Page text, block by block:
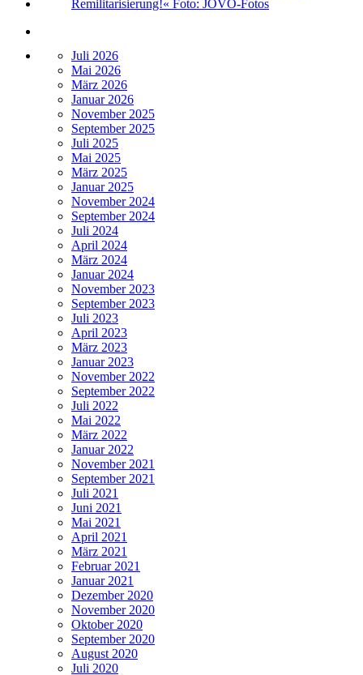
Juli 2026
Mai 2026
März 2026
Januar 2026
November 2025
September 2025
Juli 2025
Mai 2025
März 2025
Januar 2025
November 2024
September 2024
Juli 2024
April 2024
März 2024
Januar 2024
November 2023
September 2023
Juli 2023
April 2023
März 2023
Januar 2023
November 2022
September 2022
Juli 2022
Mai 2022
März 2022
Januar 2022
November 2021
September 2021
Juli 2021
Juni 2021
Mai 2021
April 2021
März 2021
Februar 2021
Januar 2021
Dezember 2020
November 2020
Oktober 2020
September 2020
August 2020
Juli 2020